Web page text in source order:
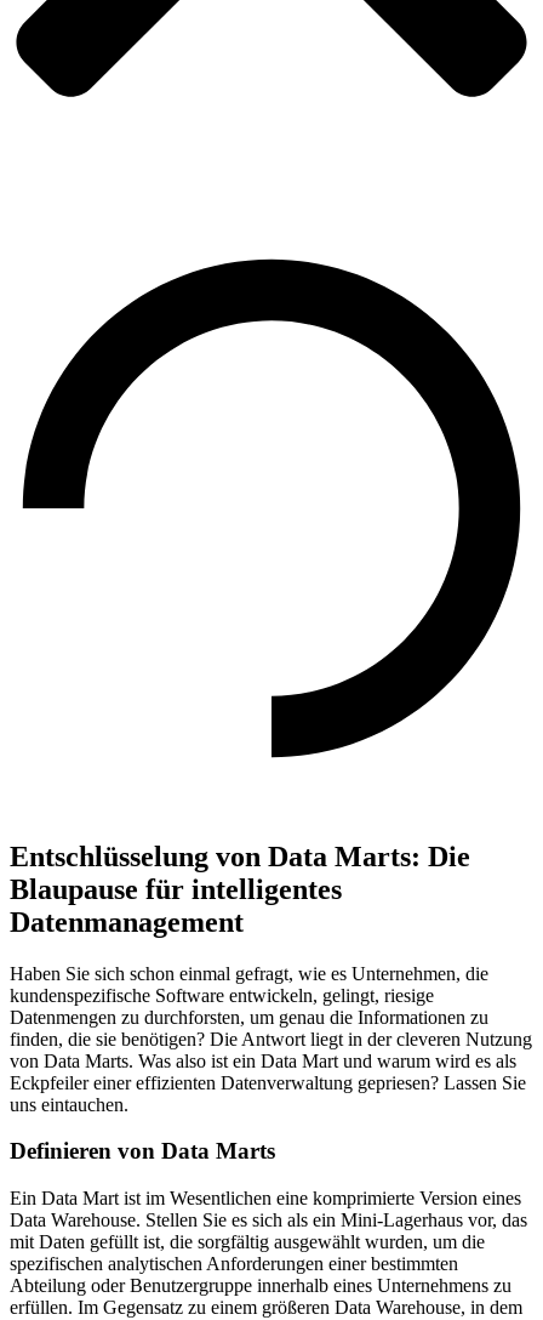
Entschlüsselung von Data Marts: Die
Blaupause für intelligentes
Datenmanagement
Haben Sie sich schon einmal gefragt, wie es Unternehmen, die
kundenspezifische Software entwickeln, gelingt, riesige
Datenmengen zu durchforsten, um genau die Informationen zu
finden, die sie benötigen? Die Antwort liegt in der cleveren Nutzung
von Data Marts. Was also ist ein Data Mart und warum wird es als
Eckpfeiler einer effizienten Datenverwaltung gepriesen? Lassen Sie
uns eintauchen.
Definieren von Data Marts
Ein Data Mart ist im Wesentlichen eine komprimierte Version eines
Data Warehouse. Stellen Sie es sich als ein Mini-Lagerhaus vor, das
mit Daten gefüllt ist, die sorgfältig ausgewählt wurden, um die
spezifischen analytischen Anforderungen einer bestimmten
Abteilung oder Benutzergruppe innerhalb eines Unternehmens zu
erfüllen. Im Gegensatz zu einem größeren Data Warehouse, in dem